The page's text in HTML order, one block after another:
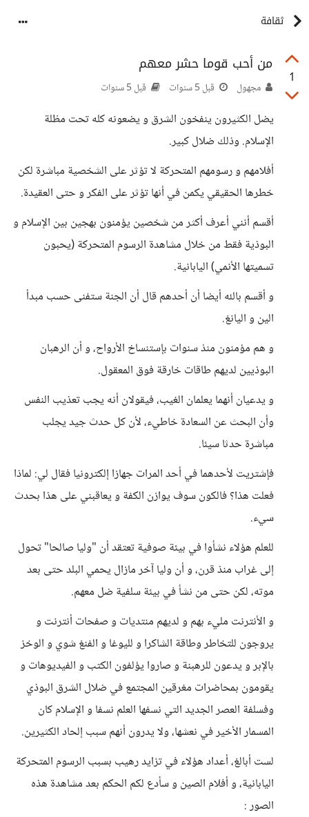
ثقافة
1
من أحب قوما حشر معهم
مجهول قبل 5 سنوات قبل 5 سنوات
يضل الكثيرون ينفخون الشرق و يضعونه كله تحت مظلة
الإسلام. وذلك ضلال كبير.
أفلامهم و رسومهم المتحركة لا تؤثر على الشخصية مباشرة لكن
خطرها الحقيقي يكمن في أنها تؤثر على الفكر و حتى العقيدة.
أقسم أنني أعرف أكثر من شخصين يؤمنون بهجين بين الإسلام و
البوذية فقط من خلال مشاهدة الرسوم المتحركة (يحبون
تسميتها الأنمي) اليابانية.
و أقسم بالله أيضا أن أحدهم قال أن الجنة ستفنى حسب مبدأ
الين و اليانغ.
و هم مؤمنون منذ سنوات بإستنساخ الأرواح، و أن الرهبان
البوذيين لديهم طاقات خارقة فوق المعقول.
و يدعيان أنهما يعلمان الغيب، فيقولان أنه يجب تعذيب النفس
وأن البحث عن السعادة خاطيء، لأن كل حدث جيد يجلب
مباشرة حدثا سيئا.
فإشتريت لأحدهما في أحد المرات جهازا إلكترونيا فقال لي: لماذا
فعلت هذا؟ فالكون سوف يوازن الكفة و يعاقبني على هذا بحدث
سيء.
للعلم هؤلاء نشأوا في بيئة صوفية تعتقد أن "وليا صالحا" تحول
إلى غراب منذ قرن، و أن وليا آخر مازال يحمي البلد حتى بعد
موته، لكن حتى من نشأ في بيئة سلفية ضل معهم.
و الأنترنت مليء بهم و لديهم منتديات و صفحات أنترنت و
يروجون للتخاطر وطاقة الشاكرا و لليوغا و الفنغ شوي و الوخز
بالإبر و يدعون للرهبنة و صاروا يؤلفون الكتب و الفيديوهات و
يقومون بمحاضرات مغرقين المجتمع في ضلال الشرق البوذي
وفسلفة العصر الجديد التي نسفها العلم نسفا و الإسلام كان
المسمار الأخير في نعشها، ولا يدرون أنهم سبب إلحاد الكثيرين.
لست أبالغ، أعداد هؤلاء في تزايد رهيب بسبب الرسوم المتحركة
اليابانية، و أفلام الصين و سأدع لكم الحكم بعد مشاهدة هذه
الصور :